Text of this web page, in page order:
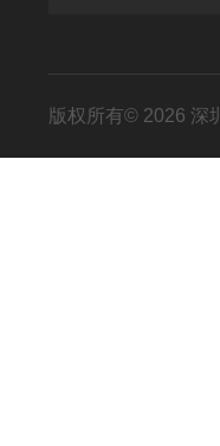
版权所有© 2026